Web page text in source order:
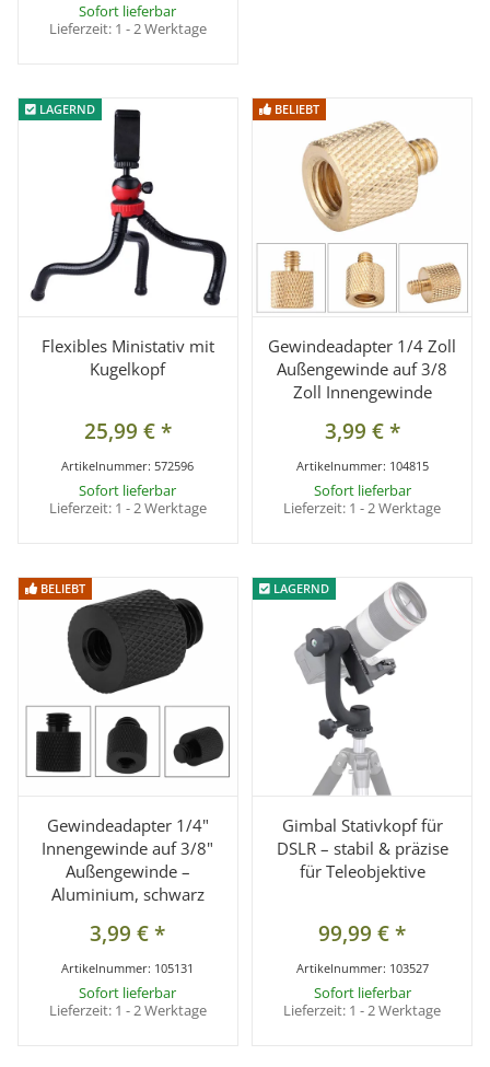
Sofort lieferbar
Lieferzeit: 1 - 2 Werktage
LAGERND
LAGERND
Flexibles Ministativ mit
Kugelkopf
25,99 €*
Artikelnummer:572596
Sofort lieferbar
Lieferzeit: 1 - 2 Werktage
BELIEBT
BELIEBT
Gewindeadapter 1/4 Zoll
Außengewinde auf 3/8
Zoll Innengewinde
3,99 €*
Artikelnummer: 104815
Sofort lieferbar
Lieferzeit: 1 - 2 Werktage
BELIEBT
BELIEBT
Gewindeadapter 1/4"
Innengewinde auf 3/8"
Außengewinde –
Aluminium, schwarz
3,99 €*
Artikelnummer: 105131
Sofort lieferbar
Lieferzeit: 1 - 2 Werktage
LAGERND
LAGERND
Gimbal Stativkopf für
DSLR – stabil & präzise
für Teleobjektive
99,99 €*
Artikelnummer: 103527
Sofort lieferbar
Lieferzeit: 1 - 2 Werktage